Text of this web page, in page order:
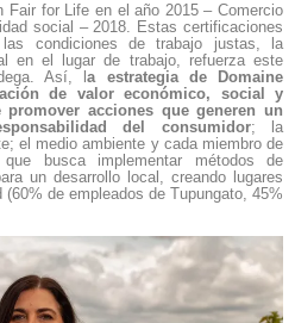
Fair for Life en el año 2015 – Comercio
social – 2018. Estas certificaciones
las condiciones de trabajo justas, la
en el lugar de trabajo, refuerza este
Así, la estrategia de Domaine
de valor económico, social y
acciones que generen un
del consumidor; la
el medio ambiente y cada miembro de
busca implementar métodos de
un desarrollo local, creando lugares
de empleados de Tupungato, 45%